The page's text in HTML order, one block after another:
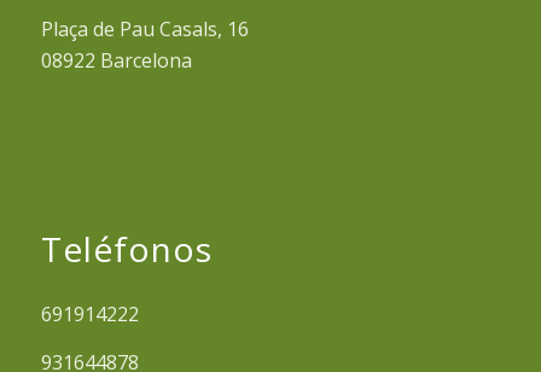
Plaça de Pau Casals, 16
08922 Barcelona
Teléfonos
691914222
931644878